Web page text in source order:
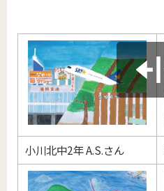
小川北中2年 A.S.さん